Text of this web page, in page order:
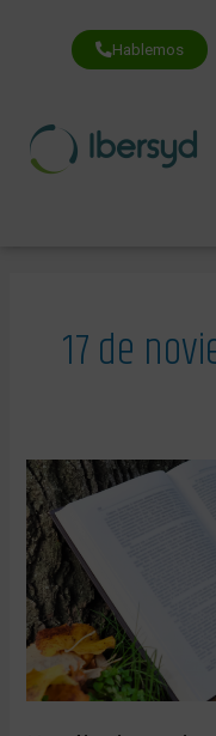
contenido
Hablemos
17 de
Un
diccionario
explica
la
sostenibilidad
para
facilitar
un
cambio
social